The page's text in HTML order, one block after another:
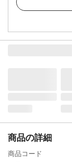
商品の詳細
商品コード